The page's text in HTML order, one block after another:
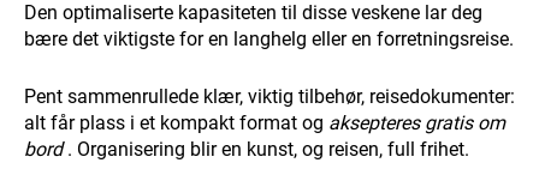
Den optimaliserte kapasiteten til disse veskene lar deg
bære det viktigste for en langhelg eller en forretningsreise.
Pent sammenrullede klær, viktig tilbehør, reisedokumenter:
alt får plass i et kompakt format og aksepteres gratis om
bord. Organisering blir en kunst, og reisen, full frihet.